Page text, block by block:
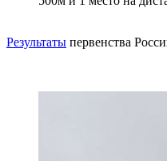
Результаты первенства